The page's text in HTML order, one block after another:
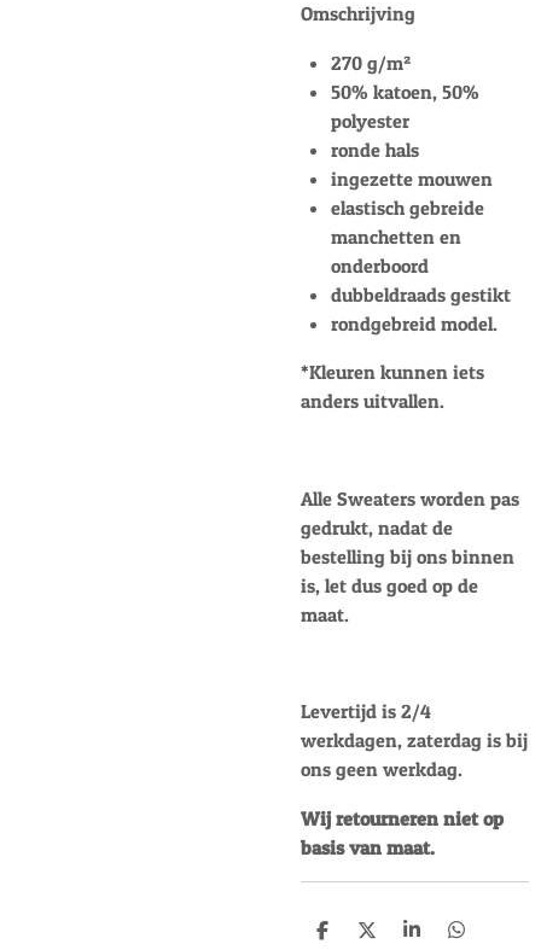
Omschrijving
270 g/m²
50% katoen, 50%
polyester
ronde hals
ingezette mouwen
elastisch gebreide
manchetten en
onderboord
dubbeldraads gestikt
rondgebreid model.
*Kleuren kunnen iets
anders uitvallen.
Alle Sweaters worden pas
gedrukt, nadat de
bestelling bij ons binnen
is, let dus goed op de
maat.
Levertijd is 2/4
werkdagen, zaterdag is bij
ons geen werkdag.
Wij retourneren niet op
basis van maat.
D
D
S
D